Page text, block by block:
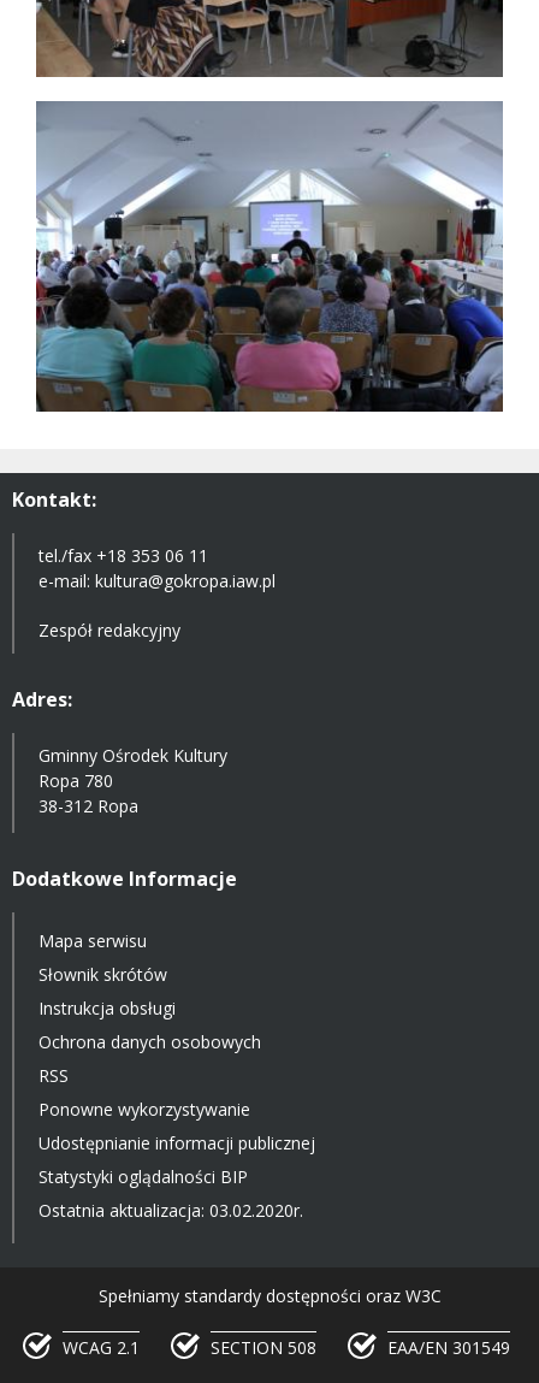
Kontakt:
tel./fax +18 353 06 11
e-mail: kultura@gokropa.iaw.pl
Zespół redakcyjny
Adres:
Gminny Ośrodek Kultury
Ropa 780
38-312 Ropa
Dodatkowe Informacje
Mapa serwisu
Słownik skrótów
Instrukcja obsługi
Ochrona danych osobowych
RSS
Ponowne wykorzystywanie
Udostępnianie informacji publicznej
Statystyki oglądalności BIP
Ostatnia aktualizacja: 03.02.2020r.
Spełniamy standardy dostępności oraz W3C
WCAG 2.1 SECTION 508 EAA/EN 301549